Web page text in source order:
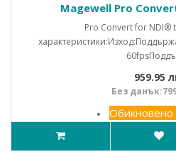
Magewell Pro
Pro Convert for NDI®
959.95
Без